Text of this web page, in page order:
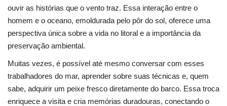
ouvir as histórias que o vento traz. Essa interação entre o
homem e o oceano, emoldurada pelo pôr do sol, oferece uma
perspectiva única sobre a vida no litoral e a importância da
preservação ambiental.
Muitas vezes, é possível até mesmo conversar com esses
trabalhadores do mar, aprender sobre suas técnicas e, quem
sabe, adquirir um peixe fresco diretamente do barco. Essa troca
enriquece a visita e cria memórias duradouras, conectando o